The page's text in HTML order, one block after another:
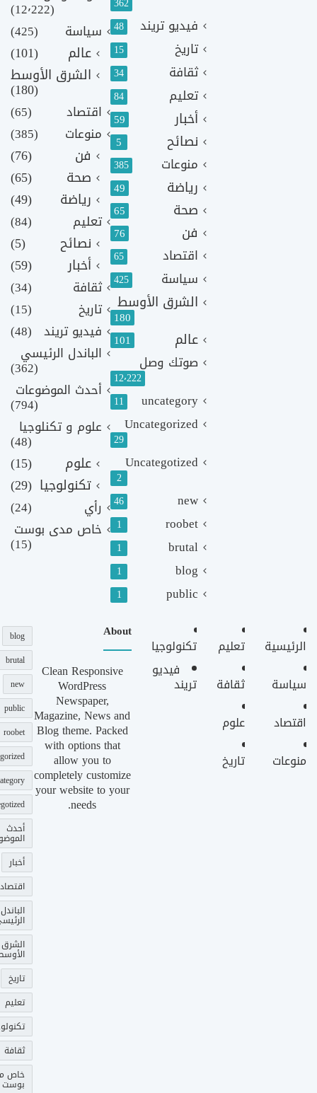
فيديو تريند 48
تاريخ 15
ثقافة 34
تعليم 84
أخبار 59
نصائح 5
منوعات 385
رياضة 49
صحة 65
فن 76
اقتصاد 65
سياسة 425
الشرق الأوسط
180
عالم 101
صوتك وصل
12٬222
uncategory
11
Uncategorized
29
Uncategotized
2
new
46
roobet
1
brutal
1
blog
1
public
1
(12٬222)
سياسة
(425)
عالم
(101)
الشرق الأوسط
(180)
اقتصاد
(65)
منوعات
(385)
فن
(76)
صحة
(65)
رياضة
(49)
تعليم (84)
نصائح
(5)
أخبار
(59)
ثقافة
(34)
تاريخ
(15)
فيديو تريند (48)
الباندل الرئيسي
(362)
أحدث الموضوعات
(794)
علوم و تكنلوجيا
(48)
علوم
(15)
تكنولوجيا (29)
رأي
(24)
خاص مدى بوست
(15)
الرئيسية
سياسة
اقتصاد
منوعات
تعليم
ثقافة
علوم
تاريخ
تكنولوجيا
فيديو
تريند
About
Clean Responsive
WordPress
Newspaper,
Magazine, News and
Blog theme. Packed
with options that
allow you to
completely customize
your website to your
needs.
blog
brutal
new
public
roobet
أحدث
أخبار
اقتصاد
الباندل
الشرق
تاريخ
تعليم
ثقافة
خاص
بوست